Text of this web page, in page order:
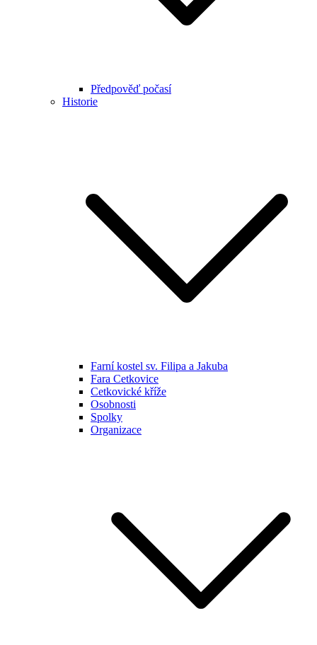
Předpověď počasí
Historie
Farní kostel sv. Filipa a Jakuba
Fara Cetkovice
Cetkovické kříže
Osobnosti
Spolky
Organizace